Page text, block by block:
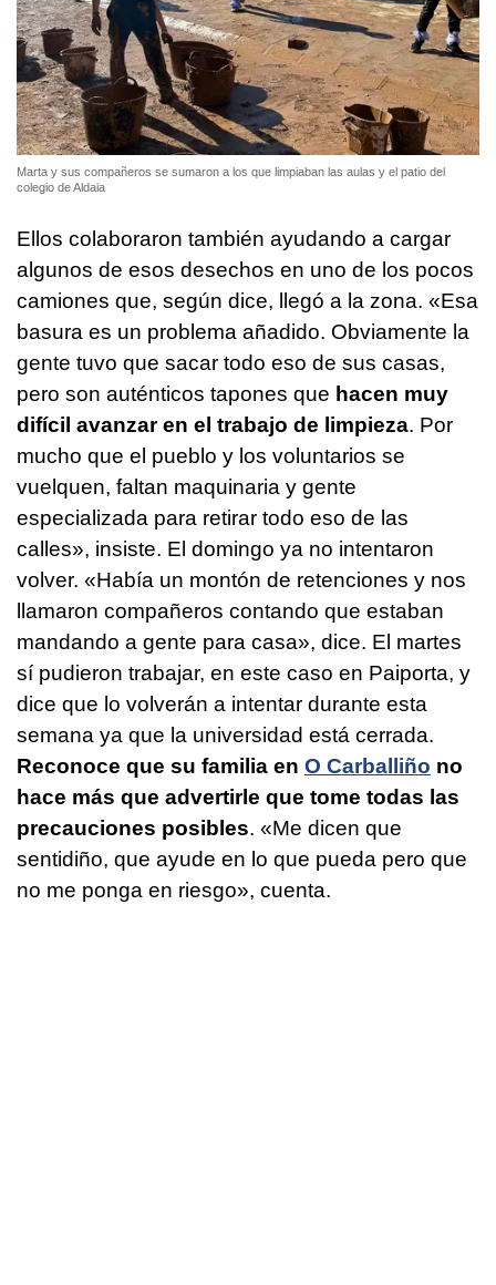
Marta y sus compañeros se sumaron a los que limpiaban las aulas y el patio del
colegio de Aldaia
Ellos colaboraron también ayudando a cargar
algunos de esos desechos en uno de los pocos
camiones que, según dice, llegó a la zona. «Esa
basura es un problema añadido. Obviamente la
gente tuvo que sacar todo eso de sus casas,
pero son auténticos tapones que hacen muy
difícil avanzar en el trabajo de limpieza. Por
mucho que el pueblo y los voluntarios se
vuelquen, faltan maquinaria y gente
especializada para retirar todo eso de las
calles», insiste. El domingo ya no intentaron
volver. «Había un montón de retenciones y nos
llamaron compañeros contando que estaban
mandando a gente para casa», dice. El martes
sí pudieron trabajar, en este caso en Paiporta, y
dice que lo volverán a intentar durante esta
semana ya que la universidad está cerrada.
Reconoce que su familia en O Carballiño no
hace más que advertirle que tome todas las
precauciones posibles. «Me dicen que
sentidiño, que ayude en lo que pueda pero que
no me ponga en riesgo», cuenta.